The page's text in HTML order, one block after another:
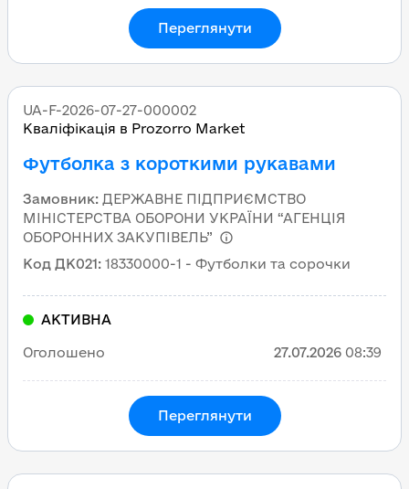
Переглянути
UA-F-2026-07-27-000002
Кваліфікація в Prozorro Market
Футболка з короткими рукавами
Замовник: ДЕРЖАВНЕ ПІДПРИЄМСТВО
МІНІСТЕРСТВА ОБОРОНИ УКРАЇНИ “АГЕНЦІЯ
ОБОРОННИХ ЗАКУПІВЕЛЬ”
Код ДК021: 18330000-1 - Футболки та сорочки
АКТИВНА
Оголошено 27.07.2026 08:39
Переглянути